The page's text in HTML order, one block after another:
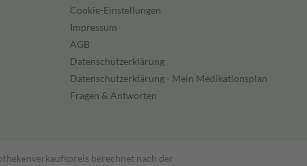
Cookie-Einstellungen
Impressum
AGB
Datenschutzerklärung
Datenschutzerklärung - Mein Medikationsplan
Fragen & Antworten
berechnet nach der